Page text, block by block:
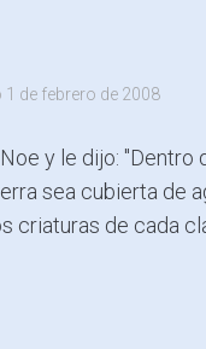
1 de febrero de 2008
y le dijo:
sea cubierta de
criaturas de cada